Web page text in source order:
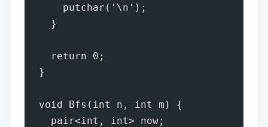
    putchar('\n');
  }
  return 0;
}
void Bfs(int n, int m) {
  pair<int, int> now;